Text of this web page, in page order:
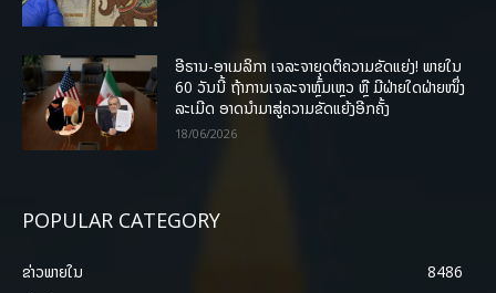
ອີຣານ-ອາເມລິກາ ເຈລະຈາຍຸດຕິຄວາມຂັດແຍ່ງ! ພາຍໃນ
60 ວັນນີ້ ຖ້າການເຈລະຈາຫຼົ້ມເຫຼວ ຫຼື ມີຝ່າຍໃດຝ່າຍໜຶ່ງ
ລະເມີດ ອາດນໍາມາສູ່ຄວາມຂັດແຍ້ງອີກຄັ້ງ
18/06/2026
POPULAR CATEGORY
ຂ່າວພາຍ​ໃນ
8486